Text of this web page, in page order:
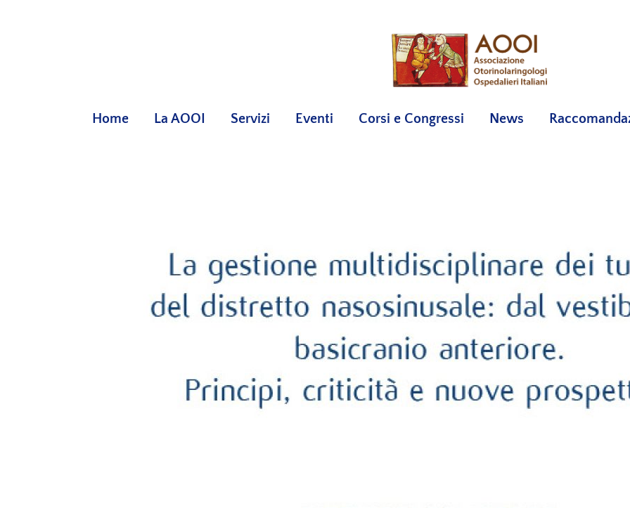
Home La AOOI Servizi Eventi Corsi e Congressi News